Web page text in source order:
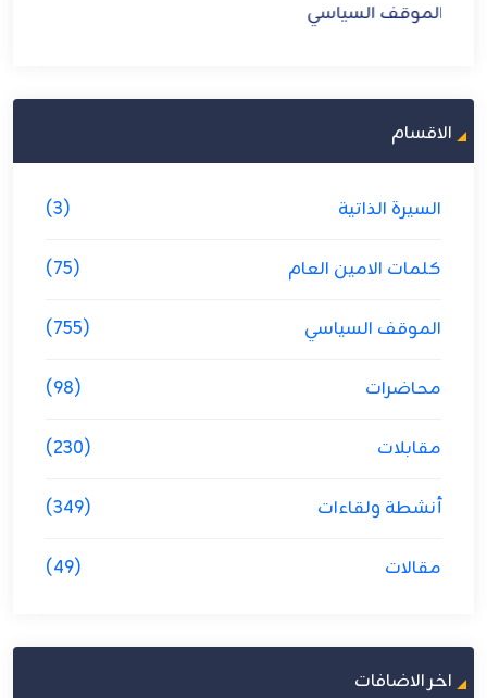
الموقف السياسي
الاقسام
السيرة الذاتية (3)
كلمات الامين العام (75)
الموقف السياسي (755)
محاضرات (98)
مقابلات (230)
أنشطة ولقاءات (349)
مقالات (49)
اخر الاضافات